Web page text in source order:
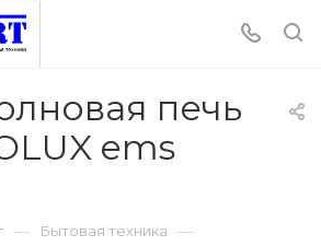
печь
ems
— Бытовая техника —